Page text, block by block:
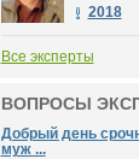
2018
Все эксперты
ВОПРОСЫ
Добрый день
муж ...